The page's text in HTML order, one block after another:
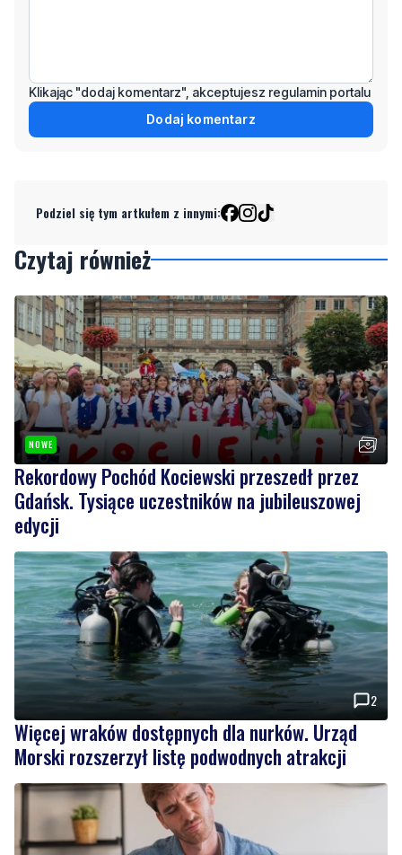
Klikając "dodaj komentarz", akceptujesz regulamin portalu
Dodaj komentarz
Podziel się tym artkułem z innymi:
Czytaj również
NOWE
Rekordowy Pochód Kociewski przeszedł przez
Gdańsk. Tysiące uczestników na jubileuszowej
edycji
2
Więcej wraków dostępnych dla nurków. Urząd
Morski rozszerzył listę podwodnych atrakcji